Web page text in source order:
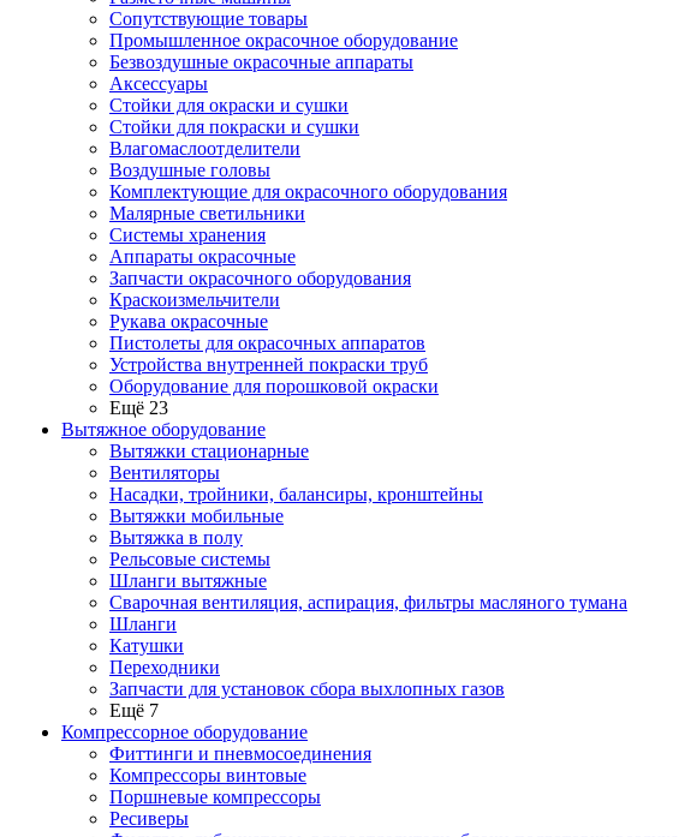
Сопутствующие товары
Промышленное окрасочное оборудование
Безвоздушные окрасочные аппараты
Аксессуары
Стойки для окраски и сушки
Стойки для покраски и сушки
Влагомаслоотделители
Воздушные головы
Комплектующие для окрасочного оборудования
Малярные светильники
Системы хранения
Аппараты окрасочные
Запчасти окрасочного оборудования
Краскоизмельчители
Рукава окрасочные
Пистолеты для окрасочных аппаратов
Устройства внутренней покраски труб
Оборудование для порошковой окраски
Ещё 23
Вытяжное оборудование
Вытяжки стационарные
Вентиляторы
Насадки, тройники, балансиры, кронштейны
Вытяжки мобильные
Вытяжка в полу
Рельсовые системы
Шланги вытяжные
Сварочная вентиляция, аспирация, фильтры масляного тумана
Шланги
Катушки
Переходники
Запчасти для установок сбора выхлопных газов
Ещё 7
Компрессорное оборудование
Фиттинги и пневмосоединения
Компрессоры винтовые
Поршневые компрессоры
Ресиверы